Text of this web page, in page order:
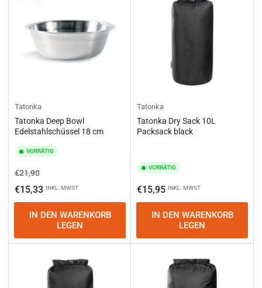
Tatonka
Tatonka Deep Bowl
Edelstahlschüssel 18 cm
VORRÄTIG
Normaler
Preis
€21,90Ausverkaufspreis
€15,33 INKL. MWST
IN DEN WARENKORB
LEGEN
Tatonka
Tatonka Dry Sack 10L
Packsack black
VORRÄTIG
Normaler
Preis
€15,95 INKL. MWST
IN DEN WARENKORB
LEGEN